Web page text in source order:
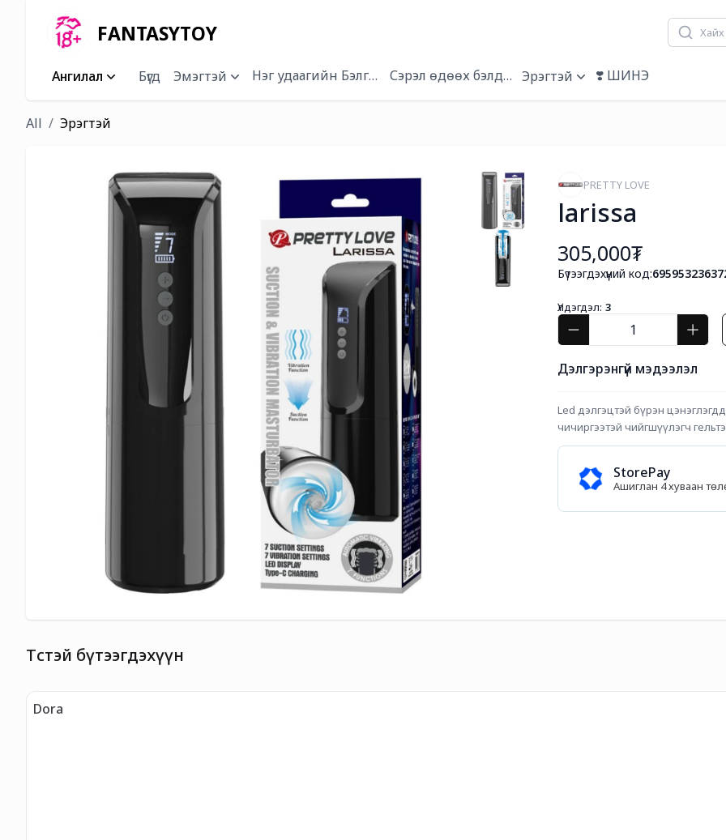
FANTASYTOY
Ангилал Бүгд Эмэгтэй Нэг удаагийн БэлгэвчСэрэл өдөөх бэлдмэлЭрэгтэй ❣️ ШИНЭ
All Эрэгтэй
PRETTY LOVE
larissa
305,000₮
Бүтээгдэхүүний код:
Үлдэгдэл: 3
Дэлгэрэнгүй мэдээлэл
Led дэлгэцтэй бүрэн
чичиргээтэй чийгшүүлэгч
StorePay
Ашиглан 4 хуваан
Төстэй бүтээгдэхүүн
Dora